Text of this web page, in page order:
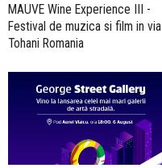
MAUVE Wine Experience III -
Festival de muzica si film in via
Tohani Romania